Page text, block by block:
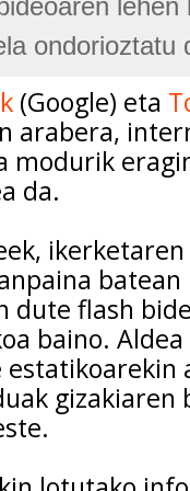
ondorioztatu
(Google) eta
arabera,
modurik
da.
dute flash
baino.
gizakiaren